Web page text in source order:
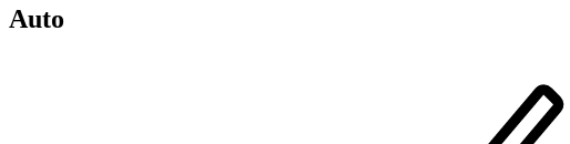
Auto